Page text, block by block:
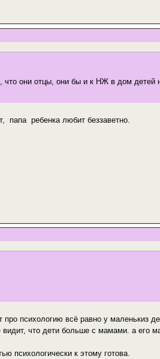
они отцы, они бы и к НЖ в дом детей
папа ребенка любит беззаветно.
психологию всё равно у маленькиз
что дети больше с мамами. а его
психологически к этому готова.